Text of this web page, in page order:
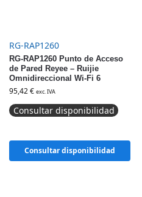
RG-RAP1260
RG-RAP1260 Punto de Acceso
de Pared Reyee – Ruijie
Omnidireccional Wi-Fi 6
95,42€ exc. IVA
Consultar disponibilidad
Consultar disponibilidad